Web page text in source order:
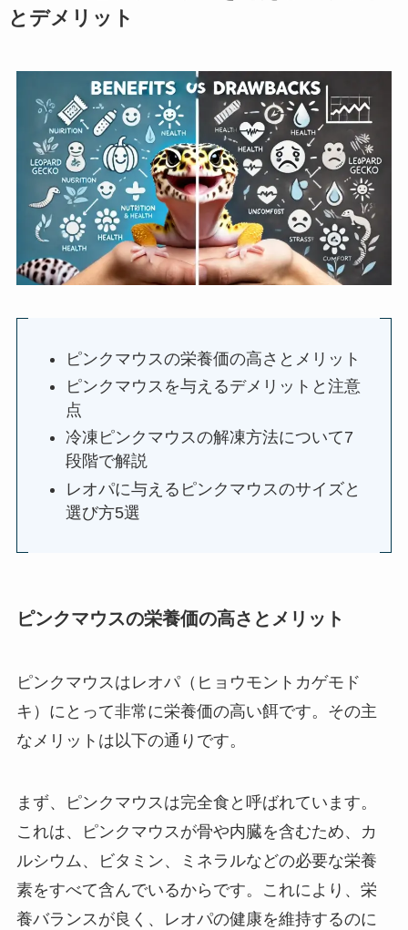
とデメリット
ピンクマウスの栄養価の高さとメリット
ピンクマウスを与えるデメリットと注意
点
冷凍ピンクマウスの解凍方法について7
段階で解説
レオパに与えるピンクマウスのサイズと
選び方5選
ピンクマウスの栄養価の高さとメリット
ピンクマウスはレオパ（ヒョウモントカゲモド
キ）にとって非常に栄養価の高い餌です。その主
なメリットは以下の通りです。
まず、ピンクマウスは完全食と呼ばれています。
これは、ピンクマウスが骨や内臓を含むため、カ
ルシウム、ビタミン、ミネラルなどの必要な栄養
素をすべて含んでいるからです。これにより、栄
養バランスが良く、レオパの健康を維持するのに